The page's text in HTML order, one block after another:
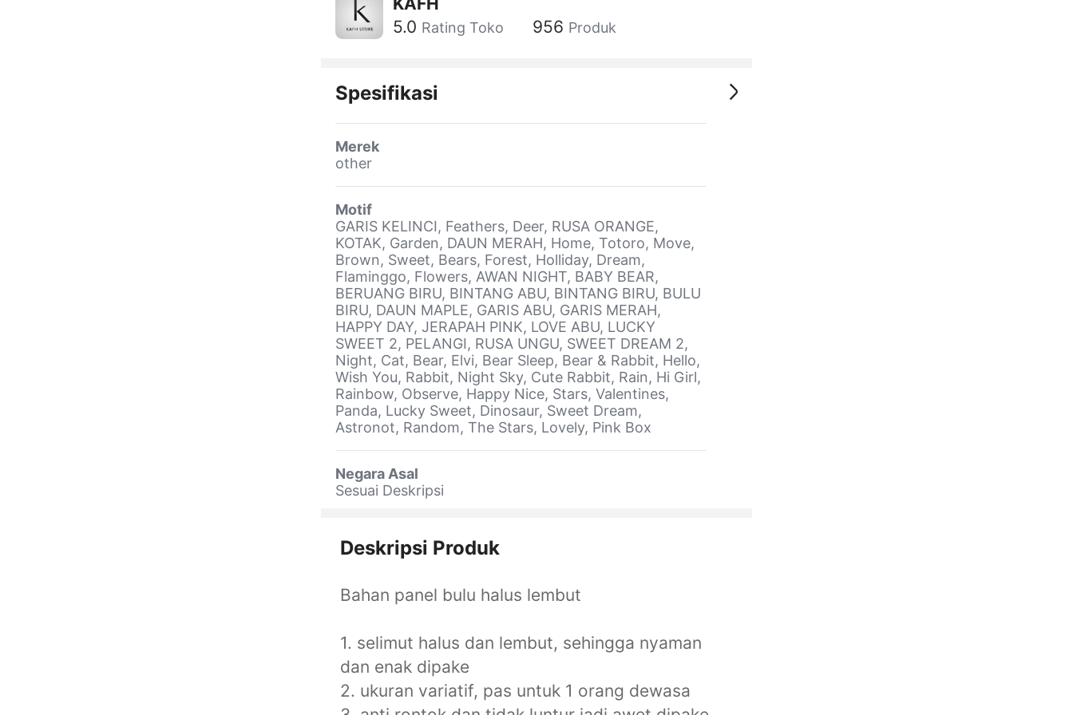
5.0 Rating Toko 956 Produk
Spesifikasi
Merek
other
Motif
GARIS KELINCI, Feathers, Deer, RUSA ORANGE,
KOTAK, Garden, DAUN MERAH, Home, Totoro, Move,
Brown, Sweet, Bears, Forest, Holliday, Dream,
Flaminggo, Flowers, AWAN NIGHT, BABY BEAR,
BERUANG BIRU, BINTANG ABU, BINTANG BIRU, BULU
BIRU, DAUN MAPLE, GARIS ABU, GARIS MERAH,
HAPPY DAY, JERAPAH PINK, LOVE ABU, LUCKY
SWEET 2, PELANGI, RUSA UNGU, SWEET DREAM 2,
Night, Cat, Bear, Elvi, Bear Sleep, Bear & Rabbit, Hello,
Wish You, Rabbit, Night Sky, Cute Rabbit, Rain, Hi Girl,
Rainbow, Observe, Happy Nice, Stars, Valentines,
Panda, Lucky Sweet, Dinosaur, Sweet Dream,
Astronot, Random, The Stars, Lovely, Pink Box
Negara Asal
Sesuai Deskripsi
Deskripsi Produk
Bahan panel bulu halus lembut
1. selimut halus dan lembut, sehingga nyaman
dan enak dipake
2. ukuran variatif, pas untuk 1 orang dewasa